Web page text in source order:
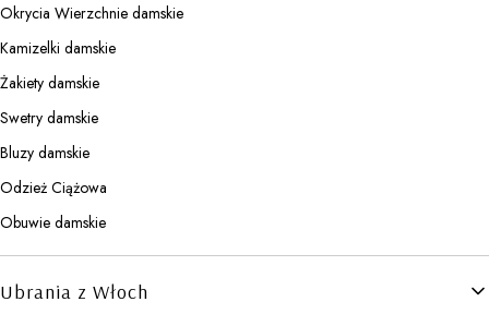
Okrycia Wierzchnie damskie
Kamizelki damskie
Żakiety damskie
Swetry damskie
Bluzy damskie
Odzież Ciążowa
Obuwie damskie
Ubrania z Włoch